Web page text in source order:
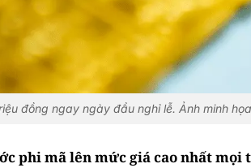
đồng ngay ngày đầu nghỉ lễ. Ảnh minh họa
phi mã lên mức giá cao nhất